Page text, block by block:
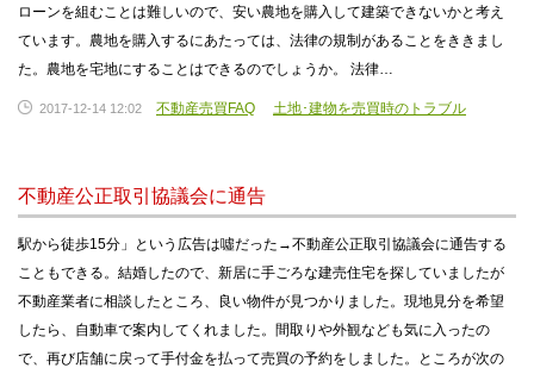
ローンを組むことは難しいので、安い農地を購入して建築できないかと考え
ています。農地を購入するにあたっては、法律の規制があることをききまし
た。農地を宅地にすることはできるのでしょうか。 法律…
2017-12-14 12:02 不動産売買FAQ 土地･建物を売買時のトラブル
不動産公正取引協議会に通告
駅から徒歩15分」という広告は噓だった→不動産公正取引協議会に通告する
こともできる。結婚したので、新居に手ごろな建売住宅を探していましたが
不動産業者に相談したところ、良い物件が見つかりました。現地見分を希望
したら、自動車で案内してくれました。間取りや外観なども気に入ったの
で、再び店舗に戻って手付金を払って売買の予約をしました。ところが次の